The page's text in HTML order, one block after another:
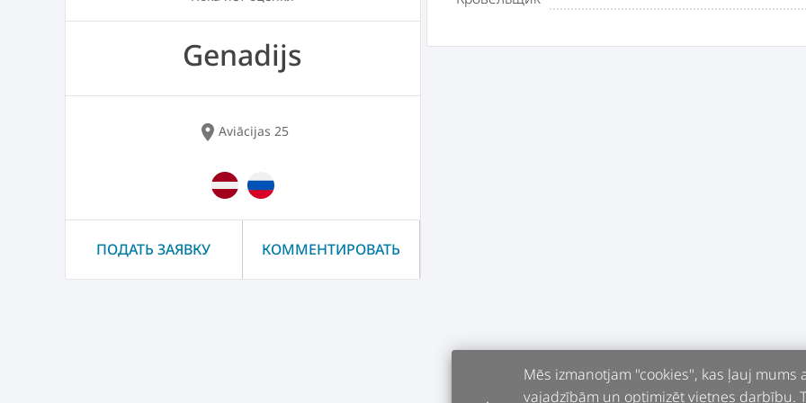
Genadijs
location_on Aviācijas 25
ПОДАТЬ ЗАЯВКУ КОММЕНТИРОВАТЬ
Mēs izmanotjam "cookies", kas ļauj
vajadzībām un optimizēt vietnes darbību.